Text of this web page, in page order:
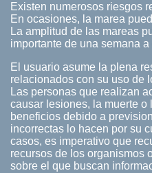
Existen numerosos riesgos
En ocasiones, la marea
La amplitud de las mareas
importante de una semana
El usuario asume la plena
relacionados con su uso de
Las personas que realizan
causar lesiones, la muerte o
beneficios debido a
incorrectas lo hacen por su
casos, es imperativo que
recursos de los organismos
sobre el que buscan